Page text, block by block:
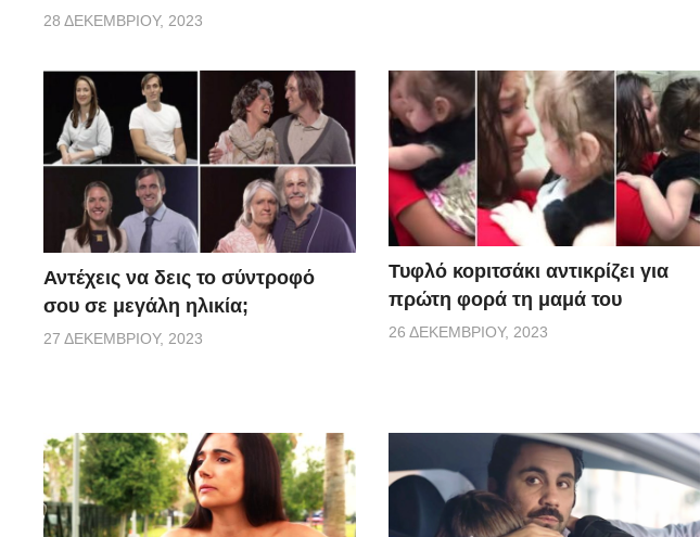
28 ΔΕΚΕΜΒΡΊΟΥ, 2023
Αντέχεις να δεις το σύντροφό
σου σε μεγάλη ηλικία;
27 ΔΕΚΕΜΒΡΊΟΥ, 2023
Τυφλό κοpιτσάκι αντικρίζει για
πρώτη φορά τη μαμά του
26 ΔΕΚΕΜΒΡΊΟΥ, 2023